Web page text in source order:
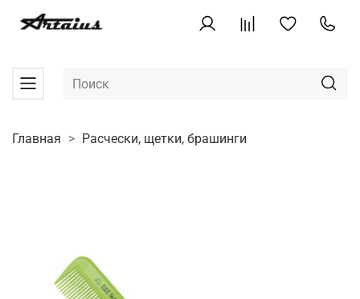
Главная Расчески, щетки, брашинги